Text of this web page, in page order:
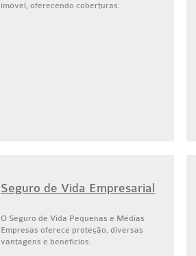
imóvel, oferecendo coberturas.
Seguro de Vida Empresarial
O Seguro de Vida Pequenas e Médias
Empresas oferece proteção, diversas
vantagens e benefícios.